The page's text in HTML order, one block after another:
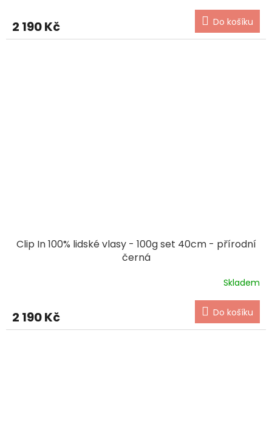
2 190 Kč Do košíku
Clip In 100% lidské vlasy - 100g set 40cm - přírodní
černá
Skladem
2 190 Kč Do košíku